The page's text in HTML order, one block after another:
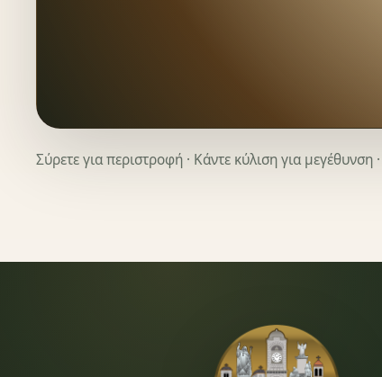
Σύρετε για περιστροφή · Κάντε κύλιση για